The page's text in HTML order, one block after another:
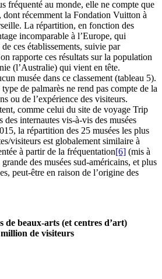
fréquenté au monde, elle ne compte que
dont récemment la Fondation Vuitton à
La répartition, en fonction des
incomparable à l’Europe, qui
ces établissements, suivie par
rapporte ces résultats sur la population
(l’Australie) qui vient en tête.
musée dans ce classement (tableau 5).
de palmarès ne rend pas compte de la
ou de l’expérience des visiteurs.
comme celui du site de voyage Trip
des internautes vis-à-vis des musées
la répartition des 25 musées les plus
visiteurs est globalement similaire à
à partir de la fréquentation[6] (mis à
des musées sud-américains, et plus
peut-être en raison de l’origine des
de beaux-arts (et centres d’art)
de visiteurs